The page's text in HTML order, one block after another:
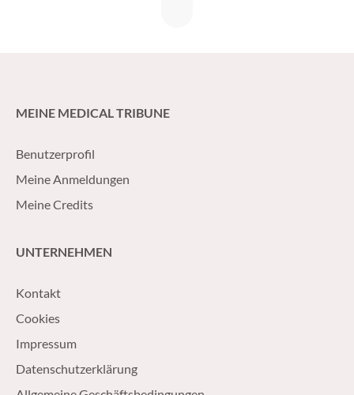
MEINE MEDICAL TRIBUNE
Benutzerprofil
Meine Anmeldungen
Meine Credits
UNTERNEHMEN
Kontakt
Cookies
Impressum
Datenschutzerklärung